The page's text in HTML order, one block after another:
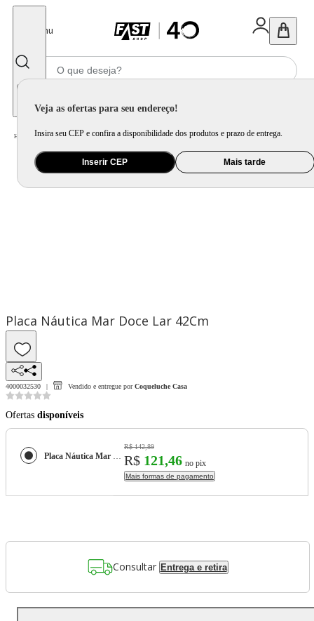
Menu
Veja as ofertas para seu endereço!
Insira seu CEP e confira a disponibilidade dos produtos e prazo de entrega.
Inserir CEP Mais tarde
Home Móveis e Decoração / Decoração / Objetos Decorativos
Placa Náutica Mar Doce Lar 42Cm
4000032530 Vendido e entregue por Coqueluche Casa
Ofertas disponíveis
Placa Náutica Mar Doce Lar 42Cm
R$ 142,89
R$ 121,46 no pix
Mais formas de pagamento
Consultar Entrega e retira